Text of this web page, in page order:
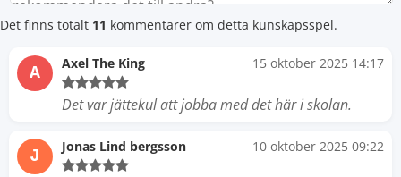
Det finns totalt 11 kommentarer om detta kunskapsspel.
A Axel The King 15 oktober 2025 14:17
Det var jättekul att jobba med det här i skolan.
J Jonas Lind bergsson 10 oktober 2025 09:22